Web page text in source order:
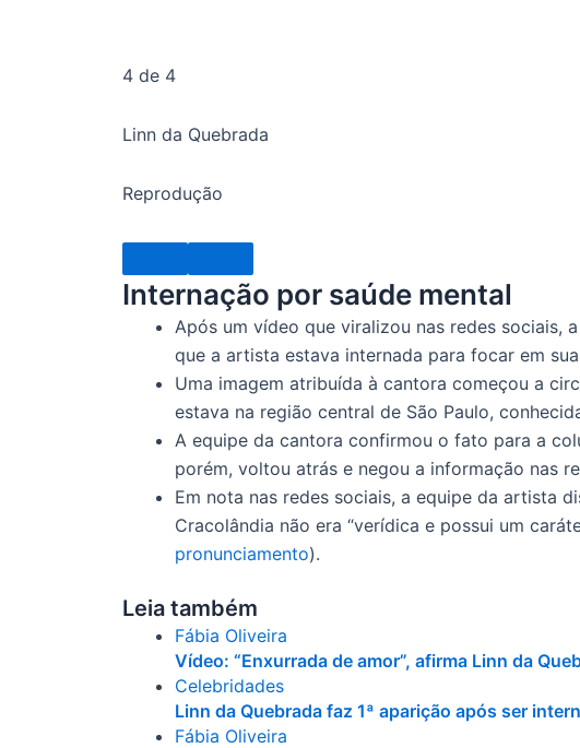
4 de 4
Linn da Quebrada
Reprodução
Internação por saúde mental
Após um vídeo que viralizou nas redes sociais,
que a artista estava internada para focar em
Uma imagem atribuída à cantora começou a
estava na região central de São Paulo,
A equipe da cantora confirmou o fato para a
porém, voltou atrás e negou a informação nas
Em nota nas redes sociais, a equipe da artista
Cracolândia não era “verídica e possui um
pronunciamento).
Leia também
Fábia Oliveira
Vídeo: “Enxurrada de amor”, afirma Linn da
Celebridades
Linn da Quebrada faz 1ª aparição após ser
Fábia Oliveira